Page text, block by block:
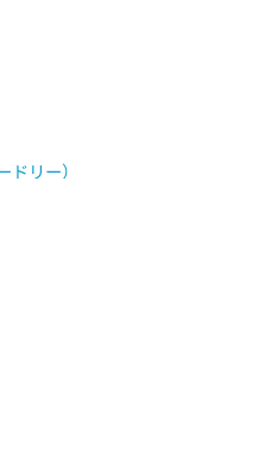
ドリー）